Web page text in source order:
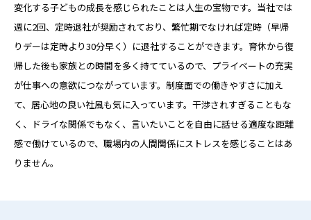
変化する子どもの成長を感じられたことは人生の宝物です。当社では
週に2回、定時退社が奨励されており、繁忙期でなければ定時（早帰
りデーは定時より30分早く）に退社することができます。育休から復
帰した後も家族との時間を多く持てているので、プライベートの充実
が仕事への意欲につながっています。制度面での働きやすさに加え
て、居心地の良い社風も気に入っています。干渉されすぎることもな
く、ドライな関係でもなく、言いたいことを自由に話せる適度な距離
感で働けているので、職場内の人間関係にストレスを感じることはあ
りません。